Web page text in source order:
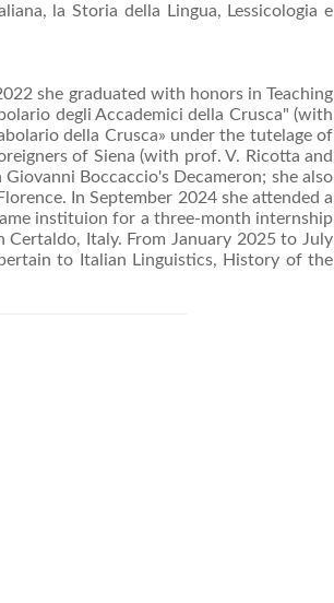
la Storia della Lingua, Lessicologia e
she graduated with honors in Teaching
degli Accademici della Crusca" (with
della Crusca» under the tutelage of
of Siena (with prof. V. Ricotta and
Boccaccio's Decameron; she also
In September 2024 she attended a
instituion for a three-month internship
Italy. From January 2025 to July
to Italian Linguistics, History of the